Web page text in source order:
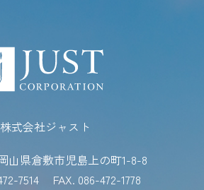
株式会社ジャスト
山県倉敷市児島上の町1-8-8
7514
FAX. 086-472-1778